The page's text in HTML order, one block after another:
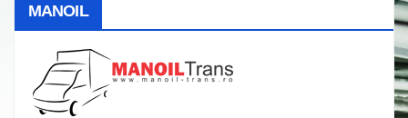
MANOIL